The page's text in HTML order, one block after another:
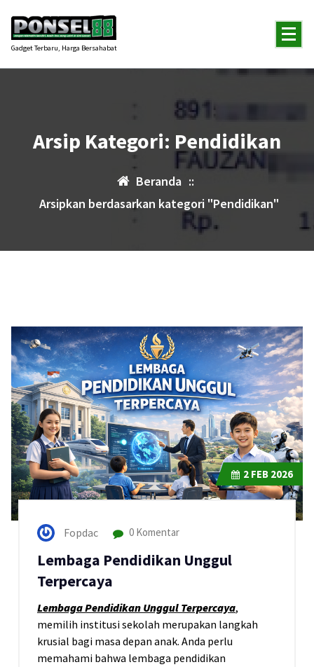
konten
Gadget Terbaru, Harga Bersahabat
Arsip Kategori: Pendidikan
Beranda ::
Arsipkan berdasarkan kategori "Pendidikan"
2 FEB 2026
Fopdac 0 Komentar
Lembaga Pendidikan Unggul
Terpercaya
Lembaga Pendidikan Unggul Terpercaya,
memilih institusi sekolah merupakan langkah
krusial bagi masa depan anak. Anda perlu
memahami bahwa lembaga pendidikan